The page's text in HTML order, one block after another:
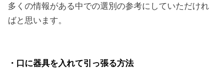
多くの情報がある中での選別の参考にしていただけれ
ばと思います。
・口に器具を入れて引っ張る方法